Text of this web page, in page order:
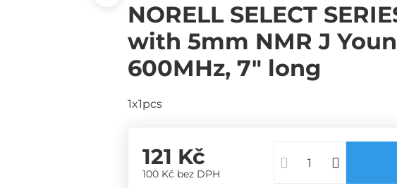
NORELL SELECT
with 5mm NMR J
600MHz, 7" long
1x1pcs
121 Kč
100 Kč bez DPH